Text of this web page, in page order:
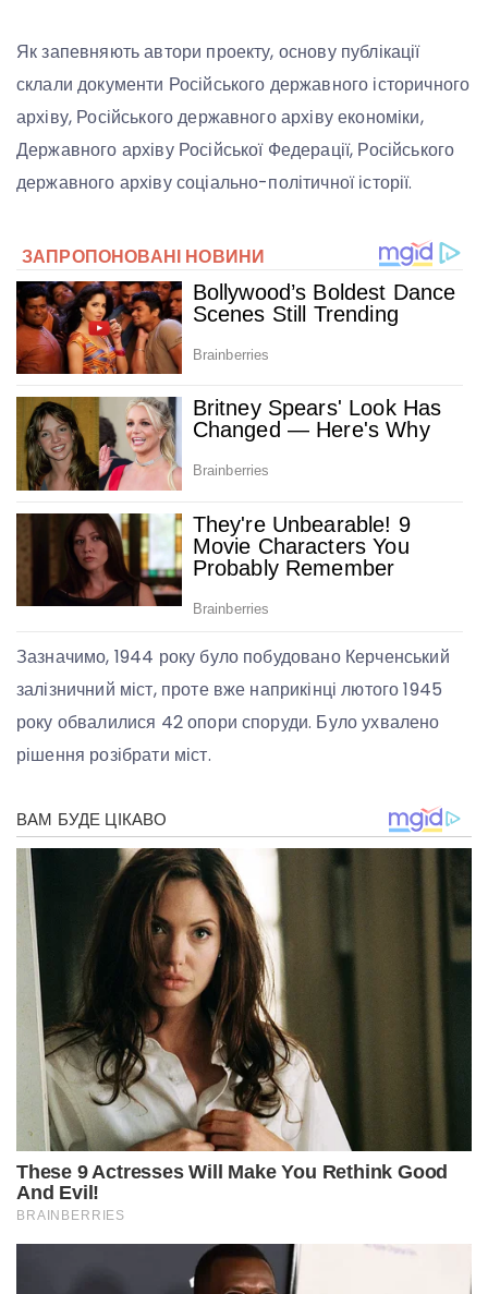
Як запевняють автори проекту, основу публікації
склали документи Російського державного історичного
архіву, Російського державного архіву економіки,
Державного архіву Російської Федерації, Російського
державного архіву соціально-політичної історії.
Зазначимо, 1944 року було побудовано Керченський
залізничний міст, проте вже наприкінці лютого 1945
року обвалилися 42 опори споруди. Було ухвалено
рішення розібрати міст.